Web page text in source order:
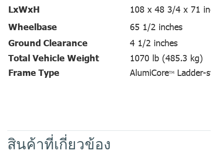
LxWxH
108 x 48 3/4 x 71
Wheelbase
65 1/2 inches
Ground Clearance
4 1/2 inches
Total Vehicle Weight
1070 lb (485.3 kg)
Frame Type
AlumiCoreTM Ladder-
สินค้าที่เกี่ยวข้อง